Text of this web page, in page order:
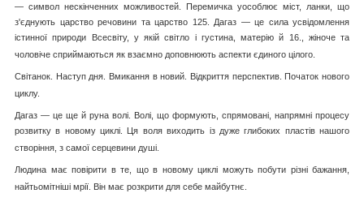
— символ нескінченних можливостей. Перемичка уособлює міст, ланки, що
з'єднують царство речовини та царство 125. Дагаз — це сила усвідомлення
істинної природи Всесвіту, у якій світло і густина, матерію й 16., жіноче та
чоловіче сприймаються як взаємно доповнюють аспекти єдиного цілого.
Світанок. Наступ дня. Вмикання в новий. Відкриття перспектив. Початок нового
циклу.
Дагаз — це ще й руна волі. Волі, що формують, спрямовані, напрямні процесу
розвитку в новому циклі. Ця воля виходить із дуже глибоких пластів нашого
створіння, з самої серцевини душі.
Людина має повірити в те, що в новому циклі можуть побути різні бажання,
найтьомітніші мрії. Він має розкрити для себе майбутнє.